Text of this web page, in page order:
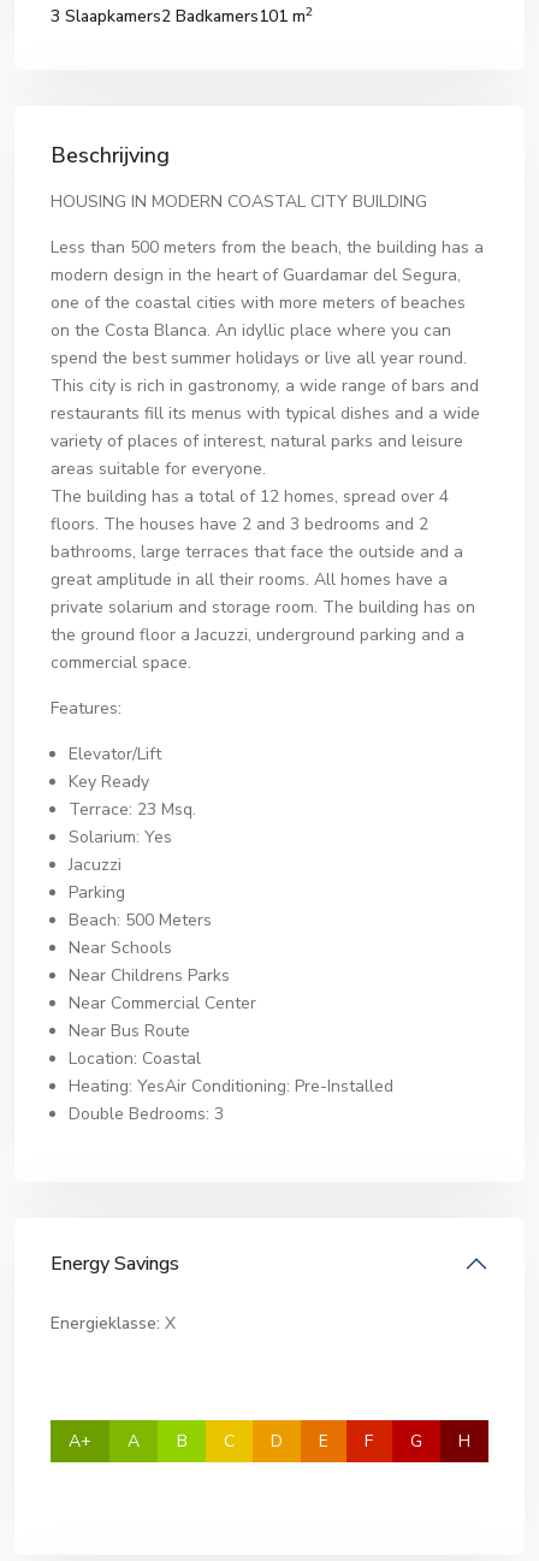
3 Slaapkamers2 Badkamers101 m2
Beschrijving
HOUSING IN MODERN COASTAL CITY BUILDING
Less than 500 meters from the beach, the building has a
modern design in the heart of Guardamar del Segura,
one of the coastal cities with more meters of beaches
on the Costa Blanca. An idyllic place where you can
spend the best summer holidays or live all year round.
This city is rich in gastronomy, a wide range of bars and
restaurants fill its menus with typical dishes and a wide
variety of places of interest, natural parks and leisure
areas suitable for everyone.
The building has a total of 12 homes, spread over 4
floors. The houses have 2 and 3 bedrooms and 2
bathrooms, large terraces that face the outside and a
great amplitude in all their rooms. All homes have a
private solarium and storage room. The building has on
the ground floor a Jacuzzi, underground parking and a
commercial space.
Features:
Elevator/Lift
Key Ready
Terrace: 23 Msq.
Solarium: Yes
Jacuzzi
Parking
Beach: 500 Meters
Near Schools
Near Childrens Parks
Near Commercial Center
Near Bus Route
Location: Coastal
Heating: YesAir Conditioning: Pre-Installed
Double Bedrooms: 3
Energy Savings
Energieklasse: X
A+ A B C D E F G H